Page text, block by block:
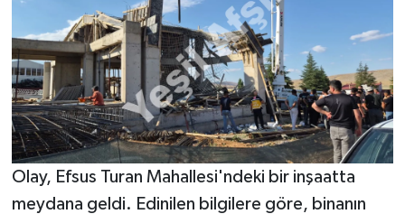
Olay, Efsus Turan Mahallesi'ndeki bir inşaatta
meydana geldi. Edinilen bilgilere göre, binanın